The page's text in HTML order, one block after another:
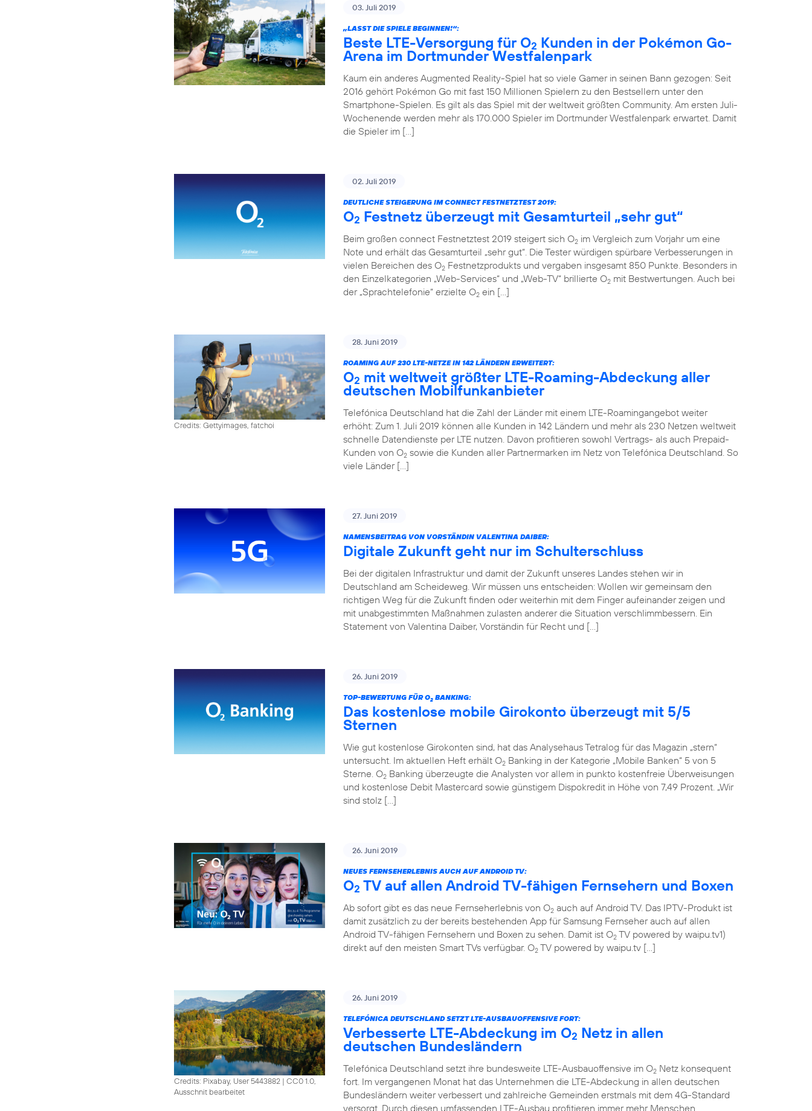
03. Juli 2019
„LASST DIE SPIELE BEGINNEN!“:
Beste LTE-Versorgung für O2 Kunden in der Pokémon Go-
Arena im Dortmunder Westfalenpark
Kaum ein anderes Augmented Reality-Spiel hat so viele Gamer in seinen Bann gezogen: Seit
2016 gehört Pokémon Go mit fast 150 Millionen Spielern zu den Bestsellern unter den
Smartphone-Spielen. Es gilt als das Spiel mit der weltweit größten Community. Am ersten Juli-
Wochenende werden mehr als 170.000 Spieler im Dortmunder Westfalenpark erwartet. Damit
die Spieler im […]
02. Juli 2019
DEUTLICHE STEIGERUNG IM CONNECT FESTNETZTEST 2019:
O2 Festnetz überzeugt mit Gesamturteil „sehr gut“
Beim großen connect Festnetztest 2019 steigert sich O2 im Vergleich zum Vorjahr um eine
Note und erhält das Gesamturteil „sehr gut“. Die Tester würdigen spürbare Verbesserungen in
vielen Bereichen des O2 Festnetzprodukts und vergaben insgesamt 850 Punkte. Besonders in
den Einzelkategorien „Web-Services“ und „Web-TV“ brillierte O2 mit Bestwertungen. Auch bei
der „Sprachtelefonie“ erzielte O2 ein […]
Credits: Gettyimages, fatchoi
28. Juni 2019
ROAMING AUF 230 LTE-NETZE IN 142 LÄNDERN ERWEITERT:
O2 mit weltweit größter LTE-Roaming-Abdeckung aller
deutschen Mobilfunkanbieter
Telefónica Deutschland hat die Zahl der Länder mit einem LTE-Roamingangebot weiter
erhöht: Zum 1. Juli 2019 können alle Kunden in 142 Ländern und mehr als 230 Netzen weltweit
schnelle Datendienste per LTE nutzen. Davon profitieren sowohl Vertrags- als auch Prepaid-
Kunden von O2 sowie die Kunden aller Partnermarken im Netz von Telefónica Deutschland. So
viele Länder […]
27. Juni 2019
NAMENSBEITRAG VON VORSTÄNDIN VALENTINA DAIBER:
Digitale Zukunft geht nur im Schulterschluss
Bei der digitalen Infrastruktur und damit der Zukunft unseres Landes stehen wir in
Deutschland am Scheideweg. Wir müssen uns entscheiden: Wollen wir gemeinsam den
richtigen Weg für die Zukunft finden oder weiterhin mit dem Finger aufeinander zeigen und
mit unabgestimmten Maßnahmen zulasten anderer die Situation verschlimmbessern. Ein
Statement von Valentina Daiber, Vorständin für Recht und […]
26. Juni 2019
TOP-BEWERTUNG FÜR O2 BANKING:
Das kostenlose mobile Girokonto überzeugt mit 5/5
Sternen
Wie gut kostenlose Girokonten sind, hat das Analysehaus Tetralog für das Magazin „stern“
untersucht. Im aktuellen Heft erhält O2 Banking in der Kategorie „Mobile Banken“ 5 von 5
Sterne. O2 Banking überzeugte die Analysten vor allem in punkto kostenfreie Überweisungen
und kostenlose Debit Mastercard sowie günstigem Dispokredit in Höhe von 7,49 Prozent. „Wir
sind stolz […]
26. Juni 2019
NEUES FERNSEHERLEBNIS AUCH AUF ANDROID TV:
O2 TV auf allen Android TV-fähigen Fernsehern und Boxen
Ab sofort gibt es das neue Fernseherlebnis von O2 auch auf Android TV. Das IPTV-Produkt ist
damit zusätzlich zu der bereits bestehenden App für Samsung Fernseher auch auf allen
Android TV-fähigen Fernsehern und Boxen zu sehen. Damit ist O2 TV powered by waipu.tv1)
direkt auf den meisten Smart TVs verfügbar. O2 TV powered by waipu.tv […]
Credits: Pixabay, User 5443882 | CC0 1.0,
Ausschnit bearbeitet
26. Juni 2019
TELEFÓNICA DEUTSCHLAND SETZT LTE-AUSBAUOFFENSIVE FORT:
Verbesserte LTE-Abdeckung im O2 Netz in allen
deutschen Bundesländern
Telefónica Deutschland setzt ihre bundesweite LTE-Ausbauoffensive im O2 Netz konsequent
fort. Im vergangenen Monat hat das Unternehmen die LTE-Abdeckung in allen deutschen
Bundesländern weiter verbessert und zahlreiche Gemeinden erstmals mit dem 4G-Standard
versorgt. Durch diesen umfassenden LTE-Ausbau profitieren immer mehr Menschen